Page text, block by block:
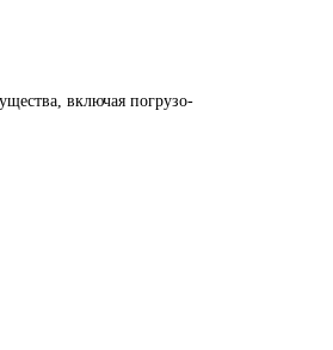
включая погрузо-